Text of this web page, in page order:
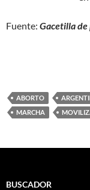
Fuente: Gacetilla de
ABORTO
MARCHA
BUSCADOR